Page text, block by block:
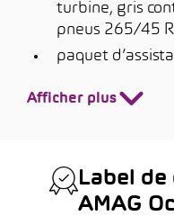
turbine, gris
pneus 265/45
paquet
Afficher plus
Label
AMAG